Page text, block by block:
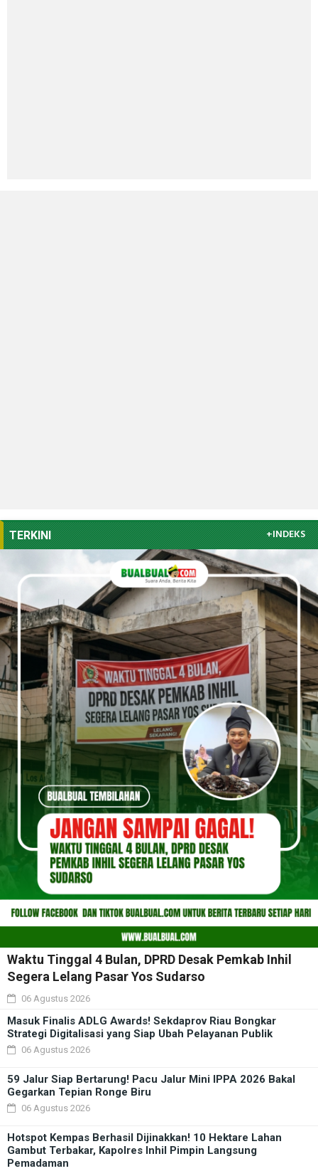
TERKINI +INDEKS
Waktu Tinggal 4 Bulan, DPRD Desak Pemkab Inhil
Segera Lelang Pasar Yos Sudarso
06 Agustus 2026
Masuk Finalis ADLG Awards! Sekdaprov Riau Bongkar
Strategi Digitalisasi yang Siap Ubah Pelayanan Publik
06 Agustus 2026
59 Jalur Siap Bertarung! Pacu Jalur Mini IPPA 2026 Bakal
Gegarkan Tepian Ronge Biru
06 Agustus 2026
Hotspot Kempas Berhasil Dijinakkan! 10 Hektare Lahan
Gambut Terbakar, Kapolres Inhil Pimpin Langsung
Pemadaman